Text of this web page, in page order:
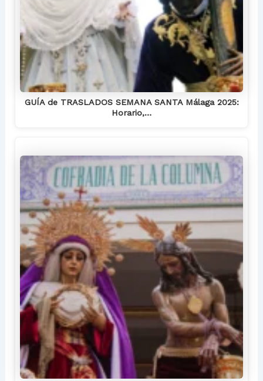
GUÍA de TRASLADOS SEMANA SANTA Málaga 2025:
Horario,…